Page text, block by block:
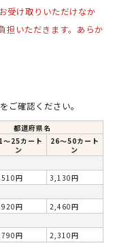
受け取りいただけなか
いただきます。 あらか
ご確認ください。
都道府県名
～25カート
ン
26～50カート
ン
円
3,130円
円
2,460円
円
2,310円